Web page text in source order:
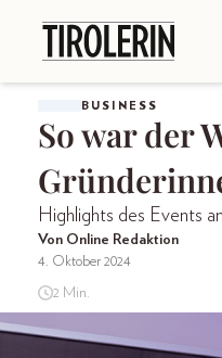
BUSINESS
So war der
Highlights des Events
Von Online Redaktion
4. Oktober 2024
2 Min.